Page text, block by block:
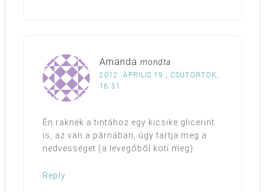
Amanda mondta
2012. ÁPRILIS 19., CSÜTÖRTÖK,
18:51
Én raknék a tintához egy kicsike glicerint
is, az van a párnában, úgy tartja meg a
nedvességet (a levegőből köti meg).
Reply